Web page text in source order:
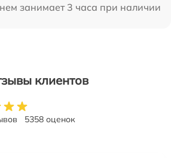
занимает 3 часа при наличии
клиентов
5358 оценок